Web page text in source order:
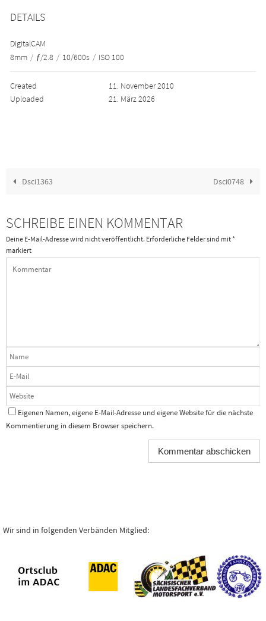
DETAILS
DigitalCAM
8mm / ƒ/2.8 / 10/600s / ISO 100
Created
11. November 2010
Uploaded
21. März 2026
Dsci1363 Dsci0748
SCHREIBE EINEN KOMMENTAR
Deine E-Mail-Adresse wird nicht veröffentlicht. Erforderliche Felder sind mit*
markiert
Eigenen Namen, eigene E-Mail-Adresse und eigene Website für die nächste
Kommentierung in diesem Browser speichern.
Wir sind in folgenden Verbänden Mitglied: